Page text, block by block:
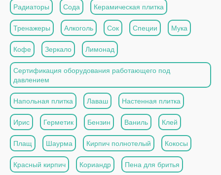
Радиаторы Сода Керамическая плитка
Тренажеры Алкоголь Сок Специи Мука
Кофе Зеркало Лимонад
Сертификация оборудования работающего под
давлением
Напольная плитка Лаваш Настенная плитка
Ирис Герметик Бензин Ваниль Клей
Плащ Шаурма Кирпич полнотелый Кокосы
Красный кирпич Кориандр Пена для бритья